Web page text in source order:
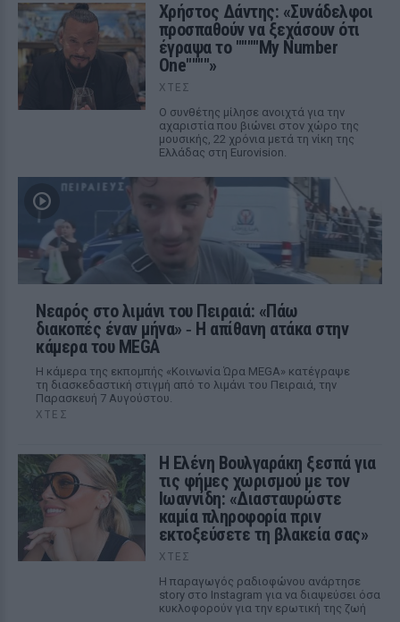
Χρήστος Δάντης: «Συνάδελφοι
προσπαθούν να ξεχάσουν ότι
έγραψα το """"My Number
One""""»
ΧΤΕΣ
Ο συνθέτης μίλησε ανοιχτά για την
αχαριστία που βιώνει στον χώρο της
μουσικής, 22 χρόνια μετά τη νίκη της
Ελλάδας στη Eurovision.
Νεαρός στο λιμάνι του Πειραιά: «Πάω
διακοπές έναν μήνα» ‑ Η απίθανη ατάκα στην
κάμερα του MEGA
Η κάμερα της εκπομπής «Κοινωνία Ώρα MEGA» κατέγραψε
τη διασκεδαστική στιγμή από το λιμάνι του Πειραιά, την
Παρασκευή 7 Αυγούστου.
ΧΤΕΣ
Η Ελένη Βουλγαράκη ξεσπά για
τις φήμες χωρισμού με τον
Ιωαννίδη: «Διασταυρώστε
καμία πληροφορία πριν
εκτοξεύσετε τη βλακεία σας»
ΧΤΕΣ
Η παραγωγός ραδιοφώνου ανάρτησε
story στο Instagram για να διαψεύσει όσα
κυκλοφορούν για την ερωτική της ζωή